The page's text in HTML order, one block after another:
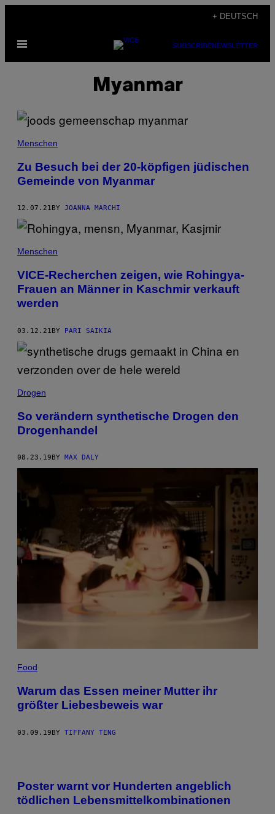
content
+ DEUTSCH
Open
SUBSCRIBENEWSLETTER
Myanmar
Menschen
Zu Besuch bei der 20-köpfigen jüdischen
Gemeinde von Myanmar
12.07.21 BY JOANNA MARCHI
Menschen
VICE-Recherchen zeigen, wie Rohingya-
Frauen an Männer in Kaschmir verkauft
werden
03.12.21BY PARI SAIKIA
Drogen
So verändern synthetische Drogen den
Drogenhandel
08.23.19 BY MAX DALY
Food
Warum das Essen meiner Mutter ihr
größter Liebesbeweis war
03.09.19BY TIFFANY TENG
Poster warnt vor Hunderten angeblich
tödlichen Lebensmittelkombinationen